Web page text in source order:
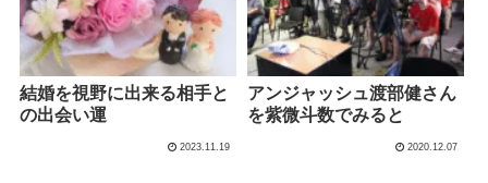
結婚を視野に出来る相手と
の出会い運
2023.11.19
アンジャッシュ渡部健さん
を紫微斗数でみると
2020.12.07